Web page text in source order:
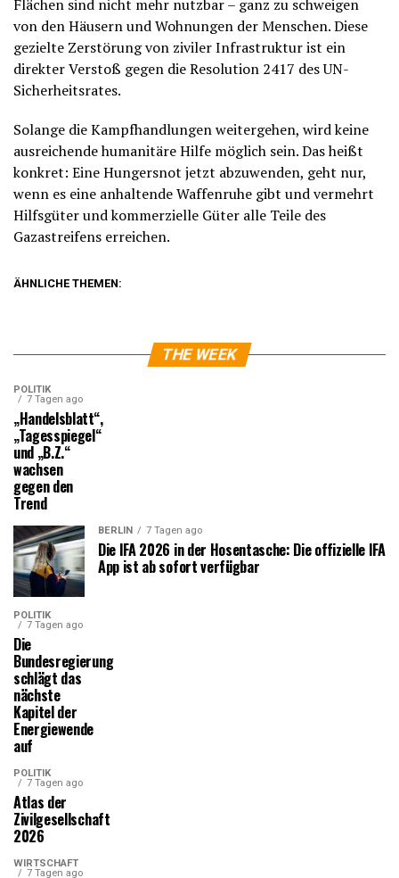
Flächen sind nicht mehr nutzbar – ganz zu schweigen
von den Häusern und Wohnungen der Menschen. Diese
gezielte Zerstörung von ziviler Infrastruktur ist ein
direkter Verstoß gegen die Resolution 2417 des UN-
Sicherheitsrates.
Solange die Kampfhandlungen weitergehen, wird keine
ausreichende humanitäre Hilfe möglich sein. Das heißt
konkret: Eine Hungersnot jetzt abzuwenden, geht nur,
wenn es eine anhaltende Waffenruhe gibt und vermehrt
Hilfsgüter und kommerzielle Güter alle Teile des
Gazastreifens erreichen.
ÄHNLICHE THEMEN:
THE WEEK
POLITIK
7 Tagen ago
„Handelsblatt“,
„Tagesspiegel“
und „B.Z.“
wachsen
gegen den
Trend
BERLIN 7 Tagen ago
Die IFA 2026 in der Hosentasche: Die offizielle IFA
App ist ab sofort verfügbar
POLITIK
7 Tagen ago
Die
Bundesregierung
schlägt das
nächste
Kapitel der
Energiewende
auf
POLITIK
7 Tagen ago
Atlas der
Zivilgesellschaft
2026
WIRTSCHAFT
7 Tagen ago